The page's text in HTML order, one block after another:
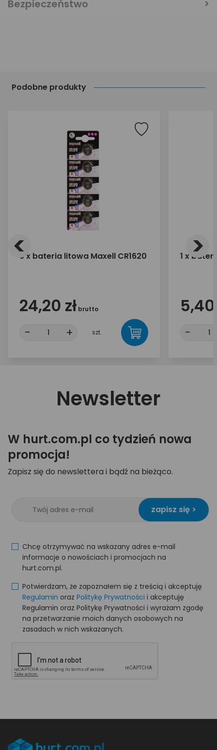
Podobne produkty
5 x bateria litowa Maxell CR1620
24,20 zł brutto
- + szt.
1 x
5,40
-
< >
Bezpieczeństwo
Newsletter
W hurt.com.pl co tydzień nowa
promocja!
Zapisz się do newslettera i bądź na bieżąco.
zapisz się >
Chcę otrzymywać na wskazany adres e-mail
informacje o nowościach i promocjach na
hurt.com.pl.
Potwierdzam, że zapoznałem się z treścią i akceptuję
Regulamin oraz Politykę Prywatności i akceptuję
Regulamin oraz Politykę Prywatności i wyrażam zgodę
na przetwarzanie moich danych osobowych na
zasadach w nich wskazanych.